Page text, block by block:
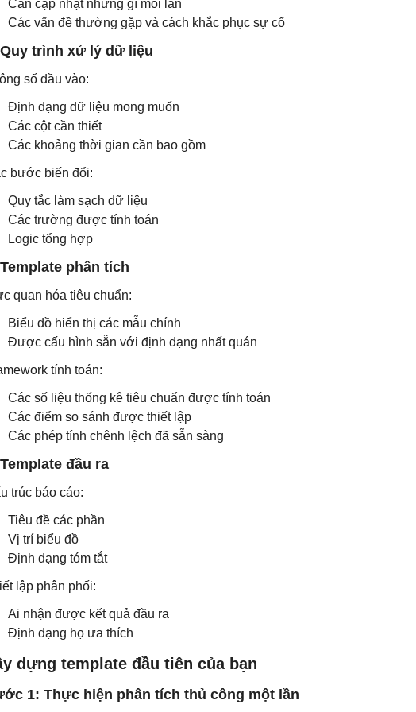
Cần cập nhật những gì mỗi lần
Các vấn đề thường gặp và cách khắc phục sự cố
trình xử lý dữ liệu
số đầu vào:
Định dạng dữ liệu mong muốn
Các cột cần thiết
Các khoảng thời gian cần bao gồm
bước biến đổi:
Quy tắc làm sạch dữ liệu
Các trường được tính toán
Logic tổng hợp
phân tích
quan hóa tiêu chuẩn:
Biểu đồ hiển thị các mẫu chính
Được cấu hình sẵn với định dạng nhất quán
tính toán:
Các số liệu thống kê tiêu chuẩn được tính toán
Các điểm so sánh được thiết lập
Các phép tính chênh lệch đã sẵn sàng
đầu ra
trúc báo cáo:
Tiêu đề các phần
Vị trí biểu đồ
Định dạng tóm tắt
lập phân phối:
Ai nhận được kết quả đầu ra
Định dạng họ ưa thích
dựng template đầu tiên của bạn
1: Thực hiện phân tích thủ công một lần